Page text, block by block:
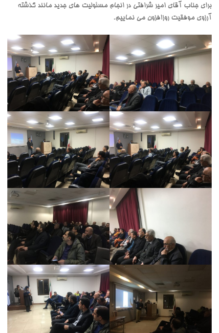
برای جناب آقای امیر شرافتی در انجام مسئولیت های جدید مانند گذشته
آرزوی موفقیت روزافزون می نماییم.